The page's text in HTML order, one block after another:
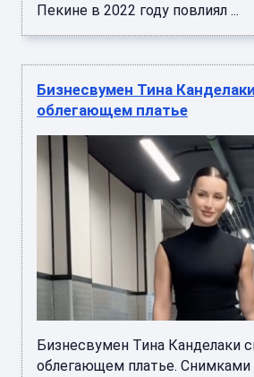
Пекине в 2022 году повлиял ...
Бизнесвумен Тина
облегающем платье
Бизнесвумен Тина Канделаки
облегающем платье. Снимками